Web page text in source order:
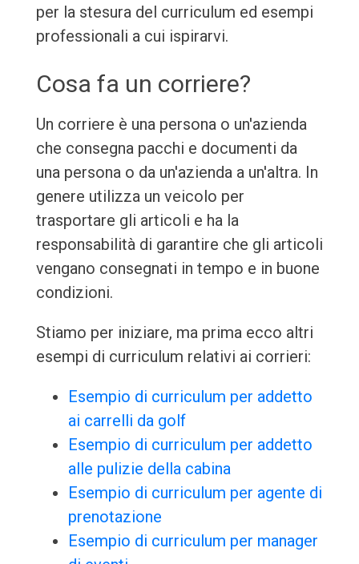
per la stesura del curriculum ed esempi
professionali a cui ispirarvi.
Cosa fa un corriere?
Un corriere è una persona o un'azienda
che consegna pacchi e documenti da
una persona o da un'azienda a un'altra. In
genere utilizza un veicolo per
trasportare gli articoli e ha la
responsabilità di garantire che gli articoli
vengano consegnati in tempo e in buone
condizioni.
Stiamo per iniziare, ma prima ecco altri
esempi di curriculum relativi ai corrieri:
Esempio di curriculum per addetto
ai carrelli da golf
Esempio di curriculum per addetto
alle pulizie della cabina
Esempio di curriculum per agente di
prenotazione
Esempio di curriculum per manager